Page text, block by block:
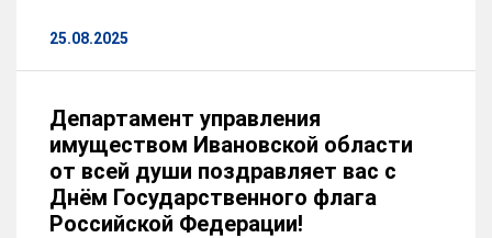
25.08.2025
Департамент управления
имуществом Ивановской области
от всей души поздравляет вас с
Днём Государственного флага
Российской Федерации!